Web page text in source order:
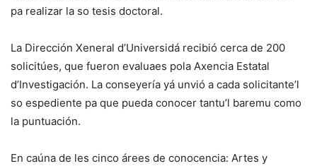
pa realizar la so tesis doctoral.
La Dirección Xeneral d’Universidá recibió cerca de 200
solicitúes, que fueron evaluaes pola Axencia Estatal
d’Investigación. La conseyería yá unvió a cada solicitante’l
so espediente pa que pueda conocer tantu’l baremu como
la puntuación.
En caúna de les cinco árees de conocencia: Artes y